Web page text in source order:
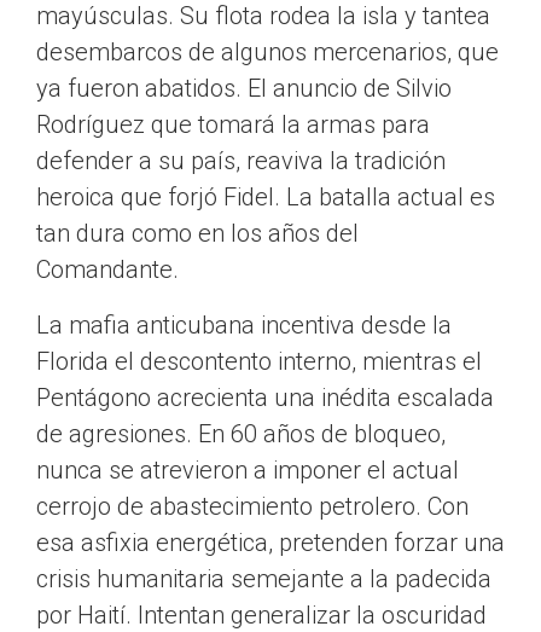
mayúsculas. Su flota rodea la isla y tantea
desembarcos de algunos mercenarios, que
ya fueron abatidos. El anuncio de Silvio
Rodríguez que tomará la armas para
defender a su país, reaviva la tradición
heroica que forjó Fidel. La batalla actual es
tan dura como en los años del
Comandante.
La mafia anticubana incentiva desde la
Florida el descontento interno, mientras el
Pentágono acrecienta una inédita escalada
de agresiones. En 60 años de bloqueo,
nunca se atrevieron a imponer el actual
cerrojo de abastecimiento petrolero. Con
esa asfixia energética, pretenden forzar una
crisis humanitaria semejante a la padecida
por Haití. Intentan generalizar la oscuridad